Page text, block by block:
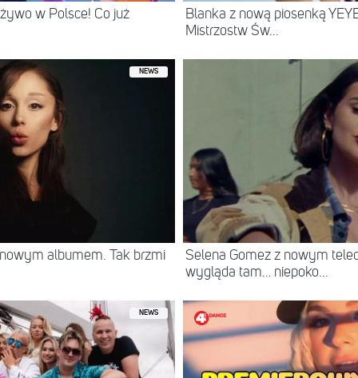
w Polsce! Co już
Blanka z nową piosenką
Mistrzostw Św...
NEWS
albumem. Tak brzmi
Selena Gomez z nowym
wygląda tam… niepoko...
NEWS